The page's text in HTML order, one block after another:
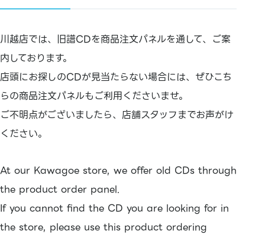
川越店では、旧譜CDを商品注文パネルを通して、ご案
内しております。
店頭にお探しのCDが見当たらない場合には、ぜひこち
らの商品注文パネルもご利用くださいませ。
ご不明点がございましたら、店舗スタッフまでお声がけ
ください。
At our Kawagoe store, we offer old CDs through
the product order panel.
If you cannot find the CD you are looking for in
the store, please use this product ordering